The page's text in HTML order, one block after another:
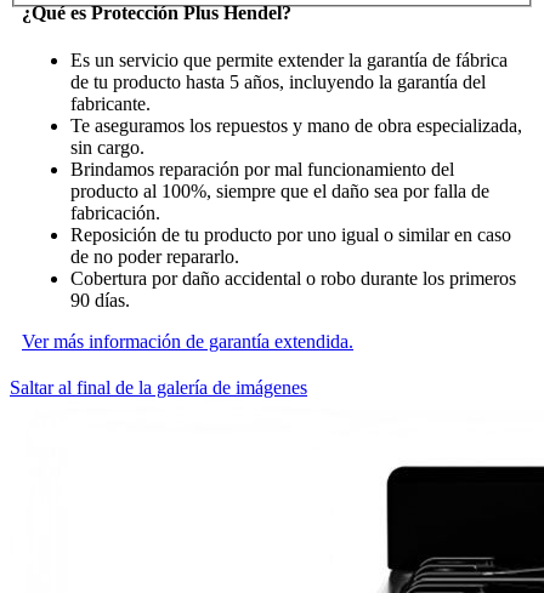
¿Qué es Protección Plus Hendel?
Es un servicio que permite extender la garantía de fábrica
de tu producto hasta 5 años, incluyendo la garantía del
fabricante.
Te aseguramos los repuestos y mano de obra especializada,
sin cargo.
Brindamos reparación por mal funcionamiento del
producto al 100%, siempre que el daño sea por falla de
fabricación.
Reposición de tu producto por uno igual o similar en caso
de no poder repararlo.
Cobertura por daño accidental o robo durante los primeros
90 días.
Ver más información de garantía extendida.
Saltar al final de la galería de imágenes